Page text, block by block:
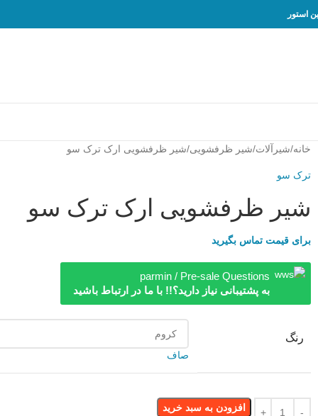
خانه شیرآلات شیر ظرفشویی شیر ظرفشویی ارک ترک سو
ترک سو
شیر ظرفشویی ارک ترک سو
برای قیمت تماس بگیرید
parmin / Pre-sale Questions
به پشتیبانی نیاز دارید؟!! با ما در ارتباط باشید
رنگ
صاف
افزودن به سبد خرید